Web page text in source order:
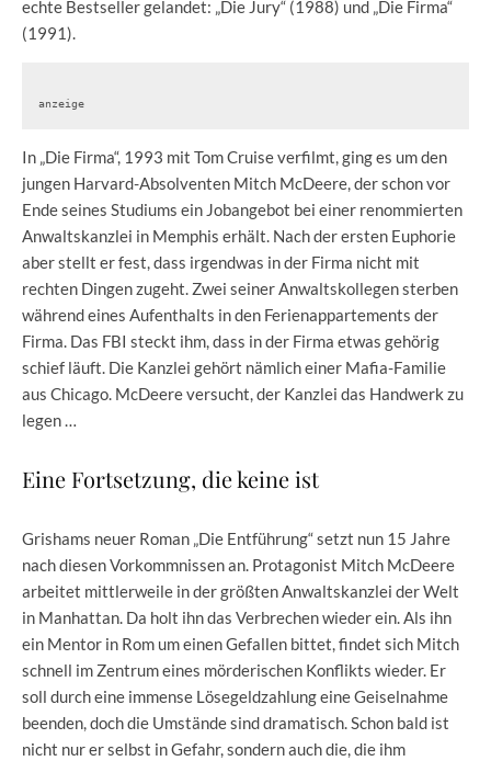
echte Bestseller gelandet: „Die Jury“ (1988) und „Die Firma“
(1991).
anzeige
In „Die Firma“, 1993 mit Tom Cruise verfilmt, ging es um den
jungen Harvard-Absolventen Mitch McDeere, der schon vor
Ende seines Studiums ein Jobangebot bei einer renommierten
Anwaltskanzlei in Memphis erhält. Nach der ersten Euphorie
aber stellt er fest, dass irgendwas in der Firma nicht mit
rechten Dingen zugeht. Zwei seiner Anwaltskollegen sterben
während eines Aufenthalts in den Ferienappartements der
Firma. Das FBI steckt ihm, dass in der Firma etwas gehörig
schief läuft. Die Kanzlei gehört nämlich einer Mafia-Familie
aus Chicago. McDeere versucht, der Kanzlei das Handwerk zu
legen …
Eine Fortsetzung, die keine ist
Grishams neuer Roman „Die Entführung“ setzt nun 15 Jahre
nach diesen Vorkommnissen an. Protagonist Mitch McDeere
arbeitet mittlerweile in der größten Anwaltskanzlei der Welt
in Manhattan. Da holt ihn das Verbrechen wieder ein. Als ihn
ein Mentor in Rom um einen Gefallen bittet, findet sich Mitch
schnell im Zentrum eines mörderischen Konflikts wieder. Er
soll durch eine immense Lösegeldzahlung eine Geiselnahme
beenden, doch die Umstände sind dramatisch. Schon bald ist
nicht nur er selbst in Gefahr, sondern auch die, die ihm